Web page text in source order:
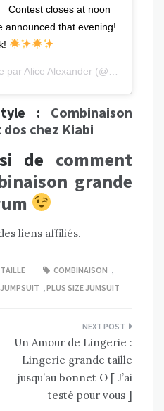
closes at noon
announced that evening!
par Alice Alexander (@alicealexanderco) le
: Combinaison
chez Kiabi
de comment
grande
liens affiliés.
COMBINAISON
JUMPSUIT
PLUS SIZE JUMSUIT
Un Amour de Lingerie :
Lingerie grande taille
jusqu’au bonnet O [ J’ai
testé pour vous ]